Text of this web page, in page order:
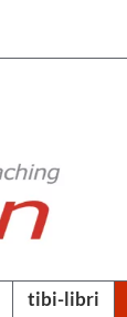
tibi-libri